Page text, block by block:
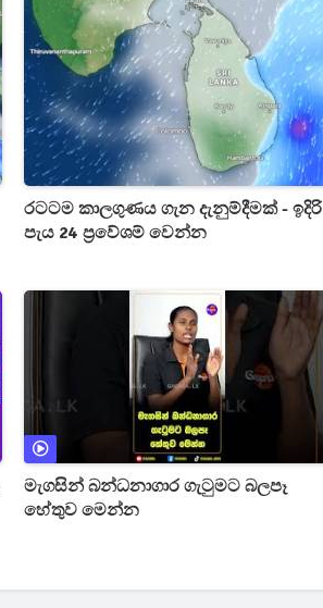
රටටම කාලගුණය ගැන දැනුම්දීමක් - ඉදිරි
පැය 24 ප්‍රවේශම් වෙන්න
මැගසින් බන්ධනාගාර ගැටුමට බලපෑ
හේතුව මෙන්න